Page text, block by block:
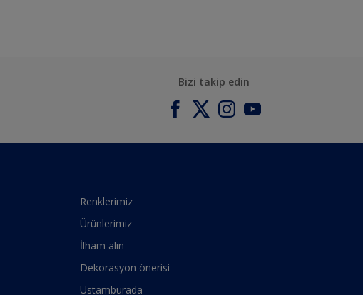
Bizi takip edin
Renklerimiz
Ürünlerimiz
İlham alın
Dekorasyon önerisi
Ustamburada